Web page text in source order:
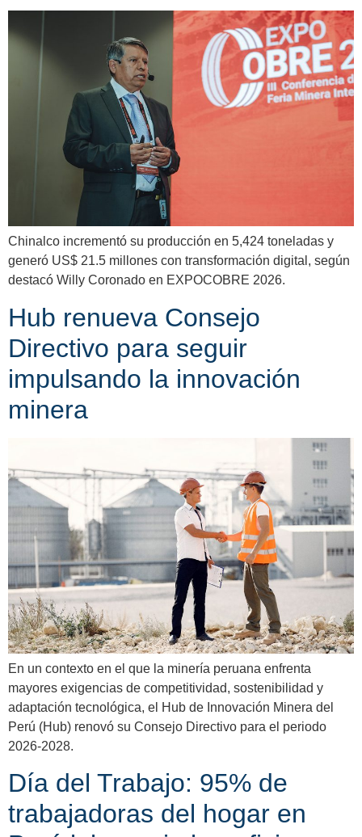
Chinalco incrementó su producción en 5,424 toneladas y
generó US$ 21.5 millones con transformación digital, según
destacó Willy Coronado en EXPOCOBRE 2026.
Hub renueva Consejo
Directivo para seguir
impulsando la innovación
minera
En un contexto en el que la minería peruana enfrenta
mayores exigencias de competitividad, sostenibilidad y
adaptación tecnológica, el Hub de Innovación Minera del
Perú (Hub) renovó su Consejo Directivo para el periodo
2026-2028.
Día del Trabajo: 95% de
trabajadoras del hogar en